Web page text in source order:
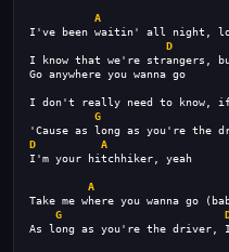
A
I've been waitin' all night,
D
I know that we're
Go anywhere you wanna go
I don't really need to know,
G
'Cause as long as you're the
D
A
I'm your hitchhiker, yeah
A
Take me where you wanna go
G
As long as you're the driver,